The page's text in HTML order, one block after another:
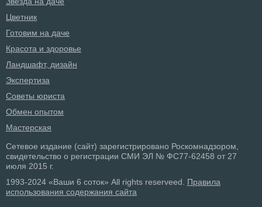
Цветник
Готовим на даче
Красота и здоровье
Ландшафт, дизайн
Экспертиза
Советы юриста
Обмен опытом
Мастерская
Сетевое издание (сайт) зарегистрировано Роскомнадзором,
свидетельство о регистрации СМИ ЭЛ № ФС77-62458 от 27
июля 2015 г.
1993-2024 «Ваши 6 соток» All rights reserveed. Правила
использования содержания сайта